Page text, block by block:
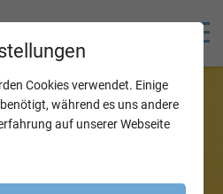
Cookies verwendet. Einige
während es uns andere
auf unserer Webseite